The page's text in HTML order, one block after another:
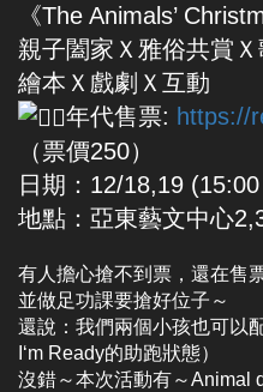
《The Animals’
親子闔家Ｘ雅俗共賞
繪本Ｘ戲劇Ｘ互動
年代售票: https://
（票價250）
日期：12/18,19
地點：亞東藝文中心
有人擔心搶不到票，還在售
並做足功課要搶好位子～
還說：我們兩個小孩也可以
I‘m Ready的助跑狀態）
沒錯～本次活動有～Animal